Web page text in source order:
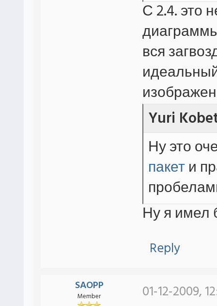
С 2.4. это
вся
Yuri
Ну это
пакети
Ну я имел
Reply
SAOPP
Member 01-12-2009,